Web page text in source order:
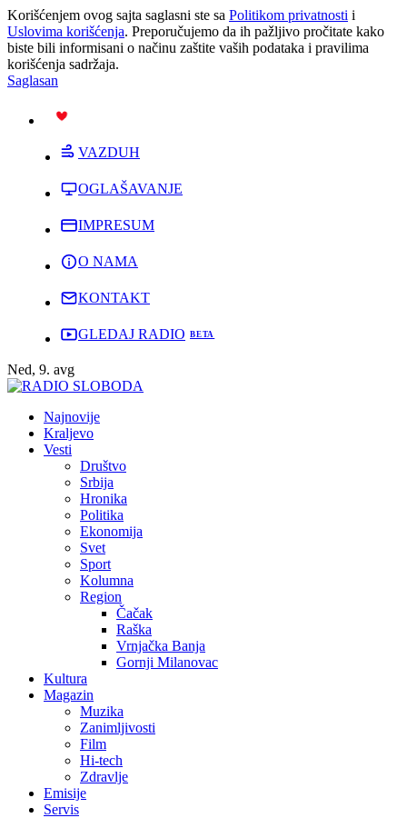
Korišćenjem ovog sajta saglasni ste sa Politikom privatnosti i
Uslovima korišćenja. Preporučujemo da ih pažljivo pročitate kako
biste bili informisani o načinu zaštite vaših podataka i pravilima
korišćenja sadržaja.
Saglasan
VAZDUH
OGLAŠAVANJE
IMPRESUM
O NAMA
KONTAKT
GLEDAJ RADIO
Ned, 9. avg
Najnovije
Kraljevo
Vesti
Društvo
Srbija
Hronika
Politika
Ekonomija
Svet
Sport
Kolumna
Region
Čačak
Raška
Vrnjačka Banja
Gornji Milanovac
Kultura
Magazin
Muzika
Zanimljivosti
Film
Hi-tech
Zdravlje
Emisije
Servis